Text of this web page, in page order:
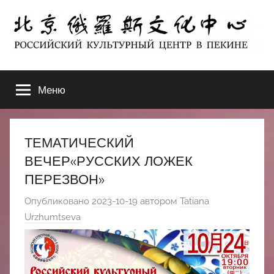
содержимому
北
京
俄
罗
斯
文
化
ЦЕНТР
В
ПЕКИНЕ
Меню
ТЕМАТИЧЕСКИЙ
ВЕЧЕР«РУССКИХ ЛОЖЕК
ПЕРЕЗВОН»
Опубликовано 2023-10-19 автором Tatiana
Urzhumtseva